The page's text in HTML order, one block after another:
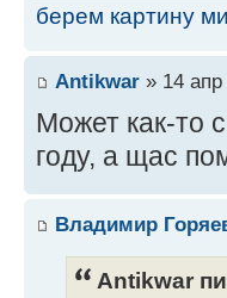
берем картину
Antikwar » 14
Может как-то
году, а щас
Владимир
Antikwar